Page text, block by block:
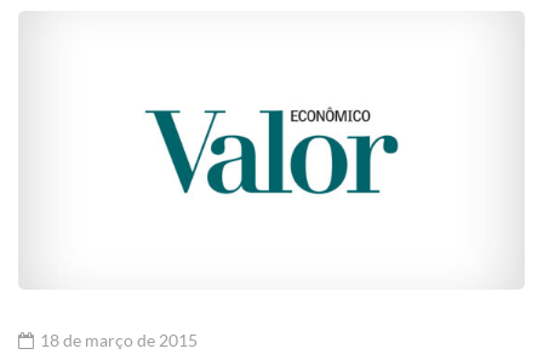
18 de março de 2015